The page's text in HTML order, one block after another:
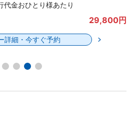
代金おひとり様あたり
32,590円
詳細・今すぐ予約